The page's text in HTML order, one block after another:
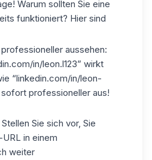
Warum sollten Sie eine
funktioniert? Hier sind
aussehen:
in/leon.l123” wirkt
“linkedin.com/in/leon-
professioneller aus!
Stellen Sie sich vor, Sie
in einem
weiter